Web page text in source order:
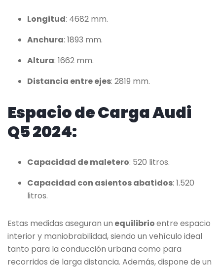
Longitud: 4682 mm.
Anchura: 1893 mm.
Altura: 1662 mm.
Distancia entre ejes: 2819 mm.
Espacio de Carga Audi
Q5 2024:
Capacidad de maletero: 520 litros.
Capacidad con asientos abatidos: 1.520
litros.
Estas medidas aseguran un equilibrioentre espacio
interior y maniobrabilidad, siendo un vehículo ideal
tanto para la conducción urbana como para
recorridos de larga distancia. Además, dispone de un